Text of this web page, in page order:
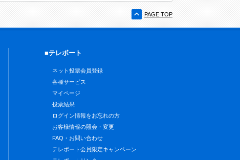
PAGE TOP
■テレボート
ネット投票会員登録
各種サービス
マイページ
投票結果
ログイン情報をお忘れの方
お客様情報の照会・変更
FAQ・お問い合わせ
テレボート会員限定キャンペーン